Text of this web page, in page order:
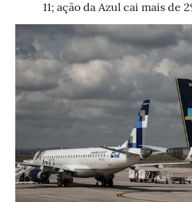
11; ação da Azul cai mais de